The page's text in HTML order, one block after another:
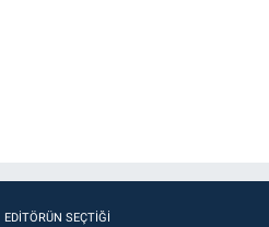
EDITÖRÜN SEÇTIĞI